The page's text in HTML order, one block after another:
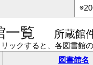
一覧 所蔵館
ックすると、各図書館
図書館名